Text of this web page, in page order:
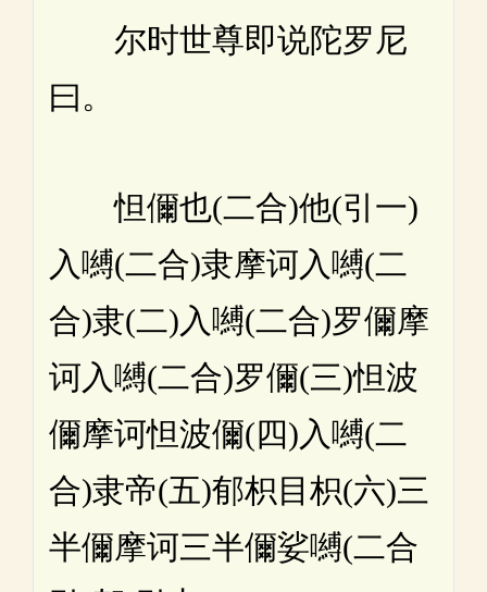
尔时世尊即说陀罗尼
曰。
怛儞也(二合)他(引一)
入嚩(二合)隶摩诃入嚩(二
合)隶(二)入嚩(二合)罗儞摩
诃入嚩(二合)罗儞(三)怛波
儞摩诃怛波儞(四)入嚩(二
合)隶帝(五)郁枳目枳(六)三
半儞摩诃三半儞娑嚩(二合